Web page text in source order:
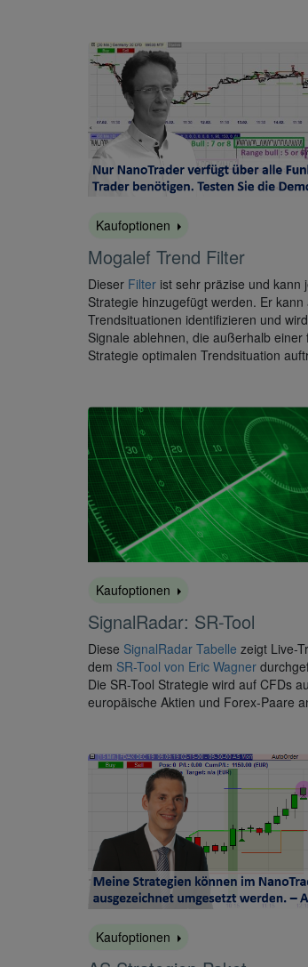
Kaufoptionen
Mogalef Trend Filter
Dieser Filter ist sehr präzise und kann
Strategie hinzugefügt werden. Er kann
Trendsituationen identifizieren und
Signale ablehnen, die außerhalb einer
Strategie optimalen Trendsituation
Kaufoptionen
SignalRadar: SR-Tool
Diese SignalRadar Tabelle zeigt Live-
dem SR-Tool von Eric Wagner
Die SR-Tool Strategie wird auf CFDs
europäische Aktien und Forex-Paare
Kaufoptionen